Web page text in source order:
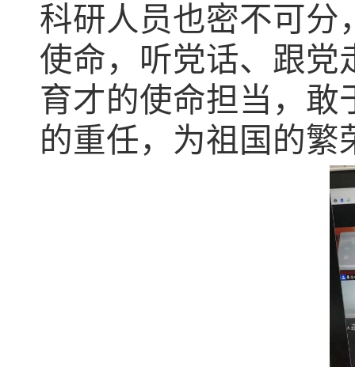
科研人员也密不可分
使命，听党话、跟党
育才的使命担当，敢
的重任，为祖国的繁